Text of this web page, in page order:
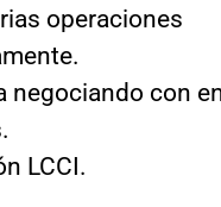
operaciones
negociando con
LCCI.